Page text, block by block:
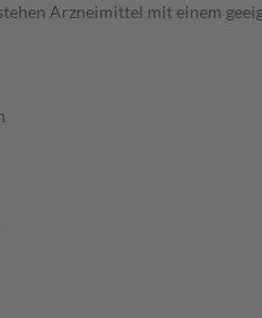
Arzneimittel mit einem